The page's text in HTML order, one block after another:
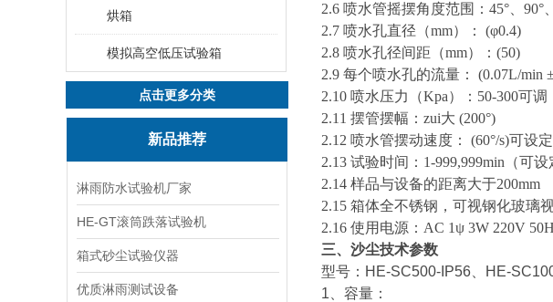
烘箱
模拟高空低压试验箱
点击更多分类
新品推荐
淋雨防水试验机厂家
HE-GT滚筒跌落试验机
箱式砂尘试验仪器
优质淋雨测试设备
2.6 喷水管摇摆角度范围：45°、90°
2.7 喷水孔直径（mm）： (φ0.4)
2.8 喷水孔径间距（mm）：(50)
2.9 每个喷水孔的流量： (0.07L/min
2.10 喷水压力（Kpa）：50-300可调
2.11 摆管摆幅：zui大 (200°)
2.12 喷水管摆动速度： (60°/s)可设定
2.13 试验时间：1-999,999min（可设
2.14 样品与设备的距离大于200mm
2.15 箱体全不锈钢，可视钢化玻璃
2.16 使用电源：AC 1ψ 3W 220V
三、沙尘技术参数
型号：HE-SC500-IP56、HE-
1、容量：